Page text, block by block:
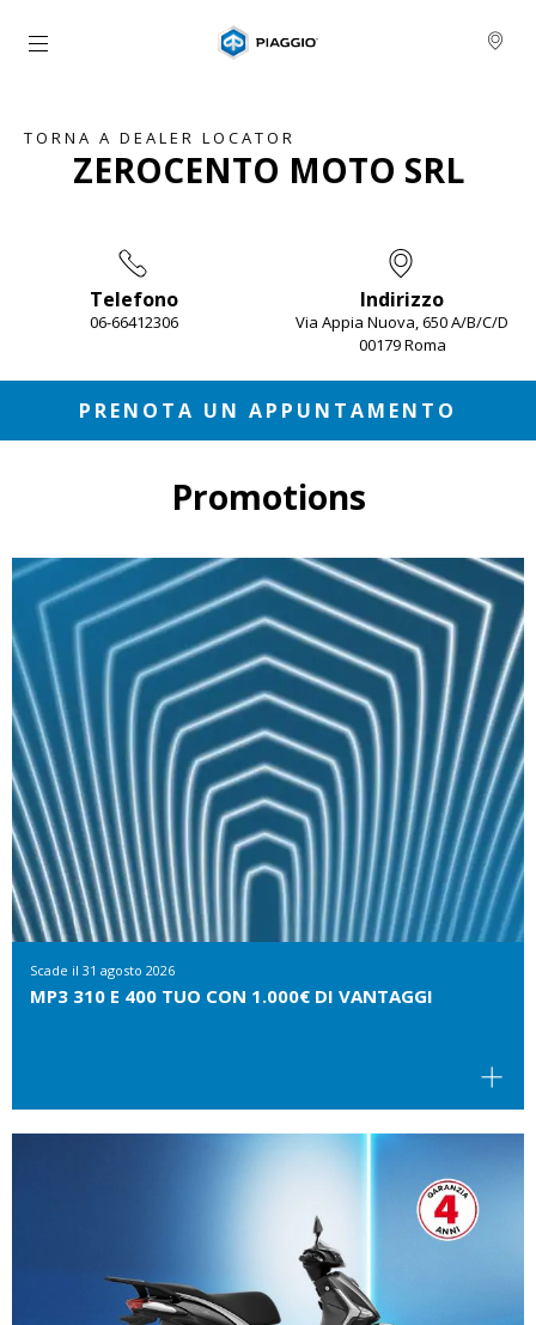
Vai al contenuto principale
TORNA A DEALER LOCATOR
ZEROCENTO MOTO SRL
Telefono
06-66412306
Indirizzo
Via Appia Nuova, 650 A/B/C/D
00179 Roma
of
PRENOTA UN APPUNTAMENTO
Promotions
Scade il 31 agosto 2026
MP3 310 E 400 TUO CON 1.000€ DI VANTAGGI